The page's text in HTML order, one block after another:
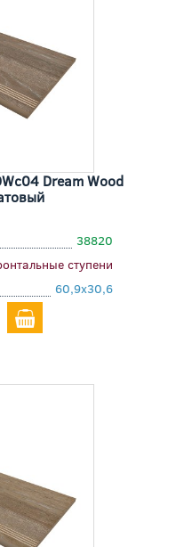
Dream Wood
38820
ступени
60,9x30,6